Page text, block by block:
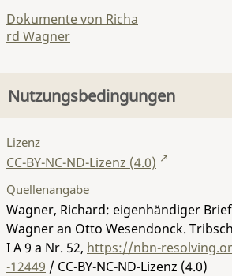
Dokumente von Richa
rd Wagner
Nutzungsbedingungen
Lizenz
CC-BY-NC-ND-Lizenz (4.0)
Quellenangabe
Wagner, Richard: eigenhändiger
Wagner an Otto Wesendonck.
I A 9 a Nr. 52, https://nbn-
-12449 / CC-BY-NC-ND-Lizenz (4.0)